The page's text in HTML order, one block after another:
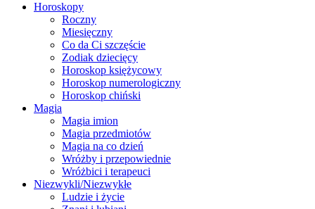
Horoskopy
Roczny
Miesięczny
Co da Ci szczęście
Zodiak dziecięcy
Horoskop księżycowy
Horoskop numerologiczny
Horoskop chiński
Magia
Magia imion
Magia przedmiotów
Magia na co dzień
Wróżby i przepowiednie
Wróżbici i terapeuci
Niezwykli/Niezwykłe
Ludzie i życie